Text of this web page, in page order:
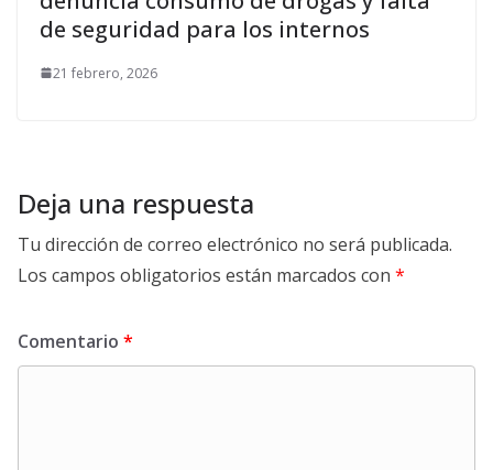
de seguridad para los internos
21 febrero, 2026
Deja una respuesta
Tu dirección de correo electrónico no será publicada.
Los campos obligatorios están marcados con *
Comentario *